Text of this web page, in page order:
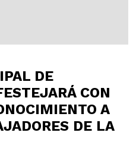
DE
CON
A
DE LA